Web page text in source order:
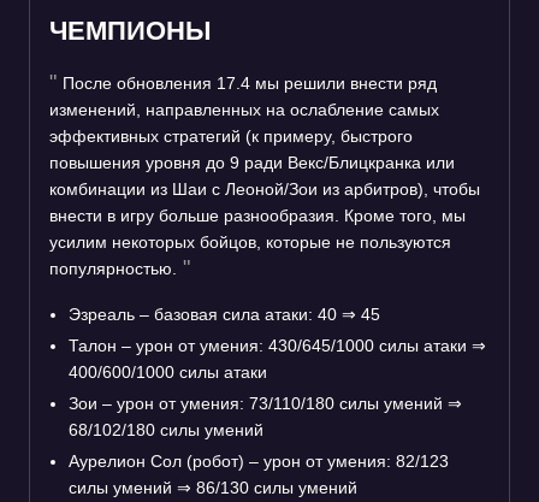
ЧЕМПИОНЫ
После обновления 17.4 мы решили внести ряд
изменений, направленных на ослабление самых
эффективных стратегий (к примеру, быстрого
повышения уровня до 9 ради Векс/Блицкранка или
комбинации из Шаи с Леоной/Зои из арбитров), чтобы
внести в игру больше разнообразия. Кроме того, мы
усилим некоторых бойцов, которые не пользуются
популярностью.
Эзреаль – базовая сила атаки: 40 ⇒ 45
Талон – урон от умения: 430/645/1000 силы атаки ⇒
400/600/1000 силы атаки
Зои – урон от умения: 73/110/180 силы умений ⇒
68/102/180 силы умений
Аурелион Сол (робот) – урон от умения: 82/123
силы умений ⇒ 86/130 силы умений